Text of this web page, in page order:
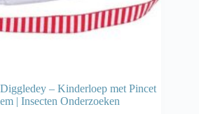
– Kinderloep met Pincet
| Insecten Onderzoeken